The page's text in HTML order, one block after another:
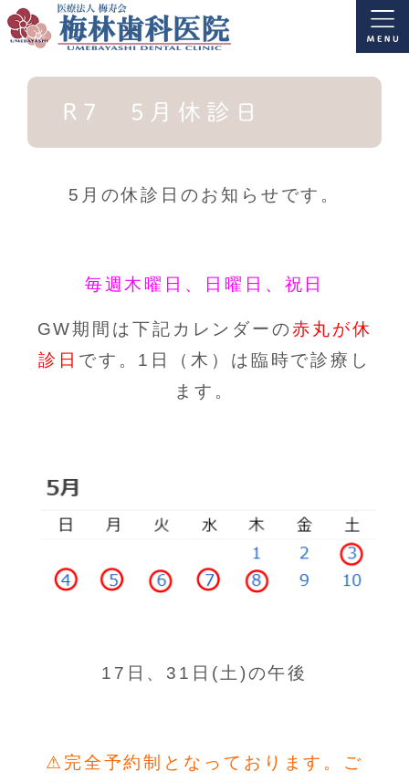
R7 5月休診日
5月の休診日のお知らせです。
毎週木曜日、日曜日、祝日
GW期間は下記カレンダーの赤丸が休
診日 です。1日（木）は臨時で診療し
ます。
17日、31日(土)の午後
⚠完全予約制となっております。ご